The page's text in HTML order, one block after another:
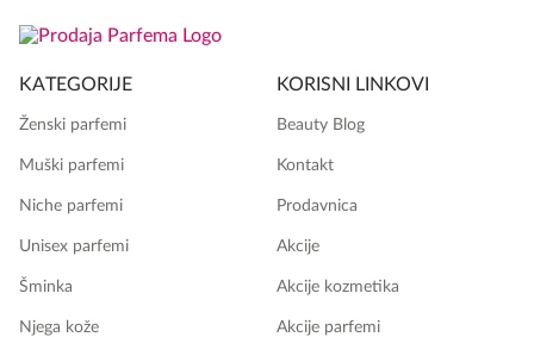
KATEGORIJE
Ženski parfemi
Muški parfemi
Niche parfemi
Unisex parfemi
Šminka
Njega kože
KORISNI LINKOVI
Beauty Blog
Kontakt
Prodavnica
Akcije
Akcije kozmetika
Akcije parfemi